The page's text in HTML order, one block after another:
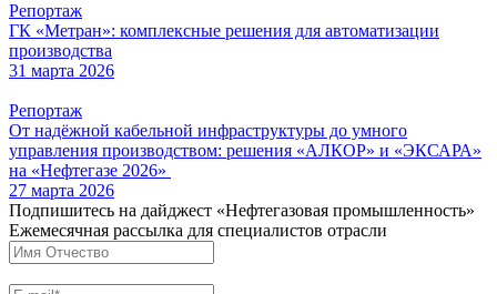
Репортаж
ГК «Метран»: комплексные решения для автоматизации
производства
31 марта 2026
Репортаж
От надёжной кабельной инфраструктуры до умного
управления производством: решения «АЛКОР» и «ЭКСАРА»
на «Нефтегазе 2026»
27 марта 2026
Подпишитесь на дайджест «Нефтегазовая промышленность»
Ежемесячная рассылка для специалистов отрасли